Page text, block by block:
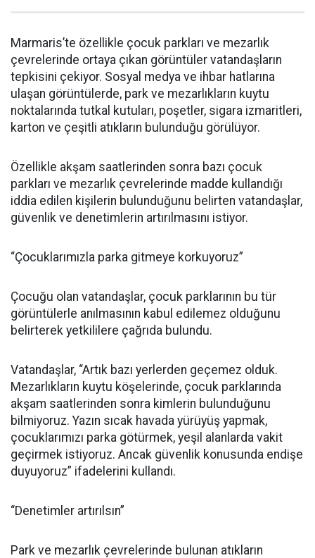
Marmaris’te özellikle çocuk parkları ve mezarlık
çevrelerinde ortaya çıkan görüntüler vatandaşların
tepkisini çekiyor. Sosyal medya ve ihbar hatlarına
ulaşan görüntülerde, park ve mezarlıkların kuytu
noktalarında tutkal kutuları, poşetler, sigara izmaritleri,
karton ve çeşitli atıkların bulunduğu görülüyor.
Özellikle akşam saatlerinden sonra bazı çocuk
parkları ve mezarlık çevrelerinde madde kullandığı
iddia edilen kişilerin bulunduğunu belirten vatandaşlar,
güvenlik ve denetimlerin artırılmasını istiyor.
“Çocuklarımızla parka gitmeye korkuyoruz”
Çocuğu olan vatandaşlar, çocuk parklarının bu tür
görüntülerle anılmasının kabul edilemez olduğunu
belirterek yetkililere çağrıda bulundu.
Vatandaşlar, “Artık bazı yerlerden geçemez olduk.
Mezarlıkların kuytu köşelerinde, çocuk parklarında
akşam saatlerinden sonra kimlerin bulunduğunu
bilmiyoruz. Yazın sıcak havada yürüyüş yapmak,
çocuklarımızı parka götürmek, yeşil alanlarda vakit
geçirmek istiyoruz. Ancak güvenlik konusunda endişe
duyuyoruz” ifadelerini kullandı.
“Denetimler artırılsın”
Park ve mezarlık çevrelerinde bulunan atıkların